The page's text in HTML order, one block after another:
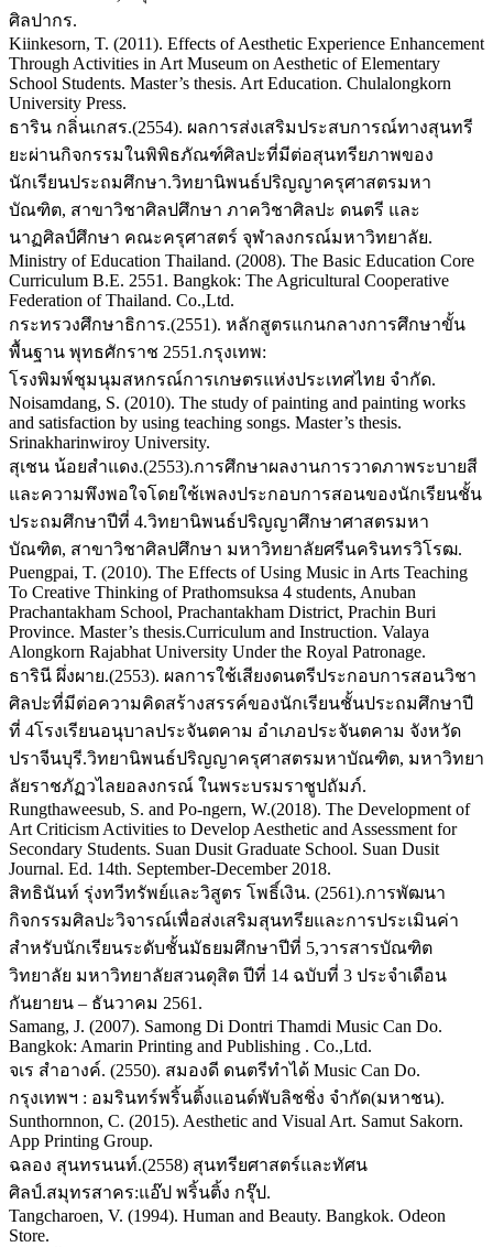
ศิลปากร.
Kiinkesorn, T. (2011). Effects of Aesthetic Experience Enhancement
Through Activities in Art Museum on Aesthetic of Elementary
School Students. Master’s thesis. Art Education. Chulalongkorn
University Press.
ธาริน กลิ่นเกสร.(2554). ผลการส่งเสริมประสบการณ์ทางสุนทรี
ยะผ่านกิจกรรมในพิพิธภัณฑ์ศิลปะที่มีต่อสุนทรียภาพของ
นักเรียนประถมศึกษา.วิทยานิพนธ์ปริญญาครุศาสตรมหา
บัณฑิต, สาขาวิชาศิลปศึกษา ภาควิชาศิลปะ ดนตรี และ
นาฏศิลป์ศึกษา คณะครุศาสตร์ จุฬาลงกรณ์มหาวิทยาลัย.
Ministry of Education Thailand. (2008). The Basic Education Core
Curriculum B.E. 2551. Bangkok: The Agricultural Cooperative
Federation of Thailand. Co.,Ltd.
กระทรวงศึกษาธิการ.(2551). หลักสูตรแกนกลางการศึกษาขั้น
พื้นฐาน พุทธศักราช 2551.กรุงเทพ:
โรงพิมพ์ชุมนุมสหกรณ์การเกษตรแห่งประเทศไทย จำกัด.
Noisamdang, S. (2010). The study of painting and painting works
and satisfaction by using teaching songs. Master’s thesis.
Srinakharinwiroy University.
สุเชน น้อยสำแดง.(2553).การศึกษาผลงานการวาดภาพระบายสี
และความพึงพอใจโดยใช้เพลงประกอบการสอนของนักเรียนชั้น
ประถมศึกษาปีที่ 4.วิทยานิพนธ์ปริญญาศึกษาศาสตรมหา
บัณฑิต, สาขาวิชาศิลปศึกษา มหาวิทยาลัยศรีนครินทรวิโรฒ.
Puengpai, T. (2010). The Effects of Using Music in Arts Teaching
To Creative Thinking of Prathomsuksa 4 students, Anuban
Prachantakham School, Prachantakham District, Prachin Buri
Province. Master’s thesis.Curriculum and Instruction. Valaya
Alongkorn Rajabhat University Under the Royal Patronage.
ธารินี ผึ่งผาย.(2553). ผลการใช้เสียงดนตรีประกอบการสอนวิชา
ศิลปะที่มีต่อความคิดสร้างสรรค์ของนักเรียนชั้นประถมศึกษาปี
ที่ 4โรงเรียนอนุบาลประจันตคาม อำเภอประจันตคาม จังหวัด
ปราจีนบุรี.วิทยานิพนธ์ปริญญาครุศาสตรมหาบัณฑิต, มหาวิทยา
ลัยราชภัฏวไลยอลงกรณ์ ในพระบรมราชูปถัมภ์.
Rungthaweesub, S. and Po-ngern, W.(2018). The Development of
Art Criticism Activities to Develop Aesthetic and Assessment for
Secondary Students. Suan Dusit Graduate School. Suan Dusit
Journal. Ed. 14th. September-December 2018.
สิทธินันท์ รุ่งทวีทรัพย์และวิสูตร โพธิ์เงิน. (2561).การพัฒนา
กิจกรรมศิลปะวิจารณ์เพื่อส่งเสริมสุนทรียและการประเมินค่า
สำหรับนักเรียนระดับชั้นมัธยมศึกษาปีที่ 5,วารสารบัณฑิต
วิทยาลัย มหาวิทยาลัยสวนดุสิต ปีที่ 14 ฉบับที่ 3 ประจำเดือน
กันยายน – ธันวาคม 2561.
Samang, J. (2007). Samong Di Dontri Thamdi Music Can Do.
Bangkok: Amarin Printing and Publishing . Co.,Ltd.
จเร สำอางค์. (2550). สมองดี ดนตรีทำได้ Music Can Do.
กรุงเทพฯ : อมรินทร์พริ้นติ้งแอนด์พับลิชชิ่ง จำกัด(มหาชน).
Sunthornnon, C. (2015). Aesthetic and Visual Art. Samut Sakorn.
App Printing Group.
ฉลอง สุนทรนนท์.(2558) สุนทรียศาสตร์และทัศน
ศิลป์.สมุทรสาคร:แอ๊ป พริ้นติ้ง กรุ๊ป.
Tangcharoen, V. (1994). Human and Beauty. Bangkok. Odeon
Store.